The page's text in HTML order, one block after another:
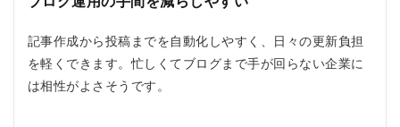
か？
6.5
無料
相談
記事作成から投稿までを自動化しやすく、日々の更新負担
を軽くできます。忙しくてブログまで手が回らない企業に
は相性がよさそうです。